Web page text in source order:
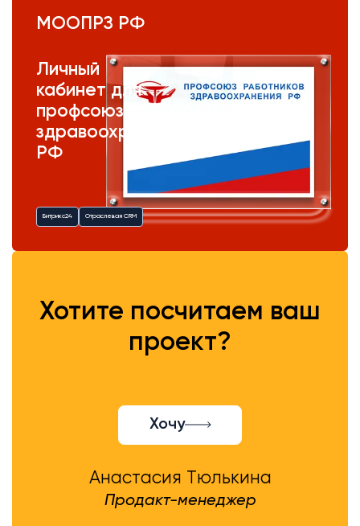
МООПРЗ РФ
Личный
кабинет для
профсоюза
здравоохранения
РФ
Битрикс24 Отраслевая CRM
Хотите посчитаем ваш
проект?
Хочу
Анастасия Тюлькина
Продакт-менеджер